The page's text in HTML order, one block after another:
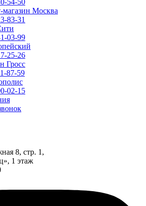
54-50
магазин Москва
83-31
03-99
25-26
Гросс
87-59
02-15
8, стр. 1,
1 этаж